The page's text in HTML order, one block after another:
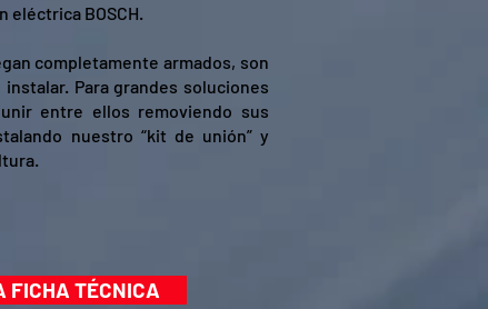
eléctrica BOSCH.
completamente armados, son
Para grandes soluciones
entre ellos removiendo sus
nuestro “kit de unión” y
FICHA TÉCNICA